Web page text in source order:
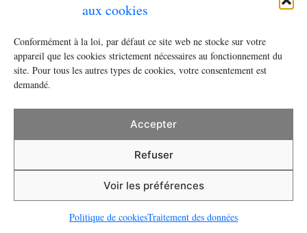
aux cookies
Conformément à la loi, par défaut ce site web ne stocke sur votre
appareil que les cookies strictement nécessaires au fonctionnement du
site. Pour tous les autres types de cookies, votre consentement est
demandé.
Accepter
Refuser
Voir les préférences
Politique de cookiesTraitement des données
Le tome 2 de la sérieHistoires pour rester éveillé (ou
se réveiller)est disponible ! Commandez le livre dès
maintenant etrecevezun cahier à écrireen cadeau
Acheter
Mentions légales Traitement des données
Cookies
• Construit avec
GeneratePress